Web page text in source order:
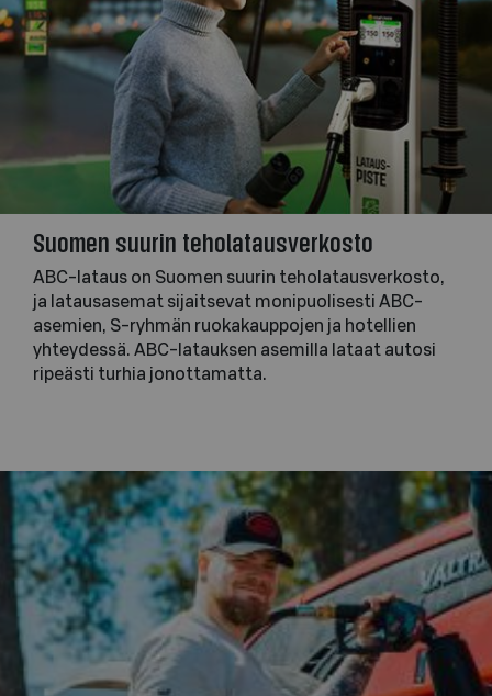
Suomen suurin teholatausverkosto
ABC-lataus on Suomen suurin teholatausverkosto,
ja latausasemat sijaitsevat monipuolisesti ABC-
asemien, S-ryhmän ruokakauppojen ja hotellien
yhteydessä. ABC-latauksen asemilla lataat autosi
ripeästi turhia jonottamatta.